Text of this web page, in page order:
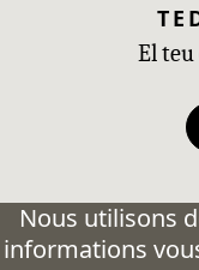
Nous utilisons
informations
El